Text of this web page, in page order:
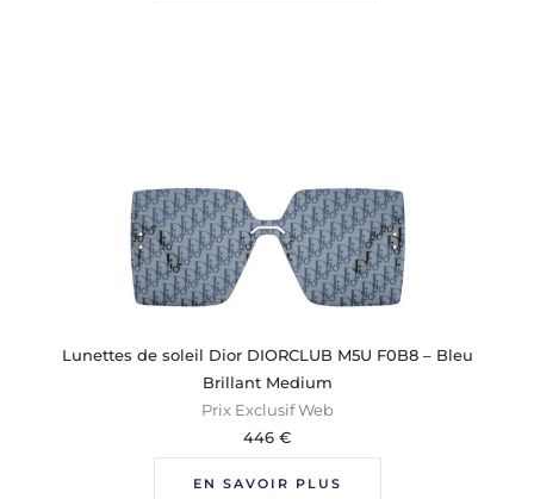
Lunettes de soleil Dior DIORCLUB M5U F0B8 – Bleu
Brillant Medium
Prix Exclusif Web
446 €
EN SAVOIR PLUS